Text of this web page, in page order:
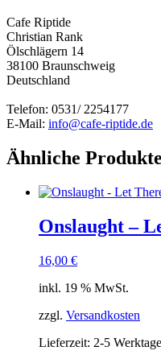
Cafe Riptide
Christian Rank
Ölschlägern 14
38100 Braunschweig
Deutschland
Telefon: 0531/ 2254177
E-Mail: info@cafe-riptide.de
Ähnliche Produkte
Onslaught –
16,00 €
inkl. 19 % MwSt.
zzgl. Versandkosten
Lieferzeit: 2-5